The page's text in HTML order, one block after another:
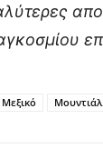
Μεξικό Μουντιάλ